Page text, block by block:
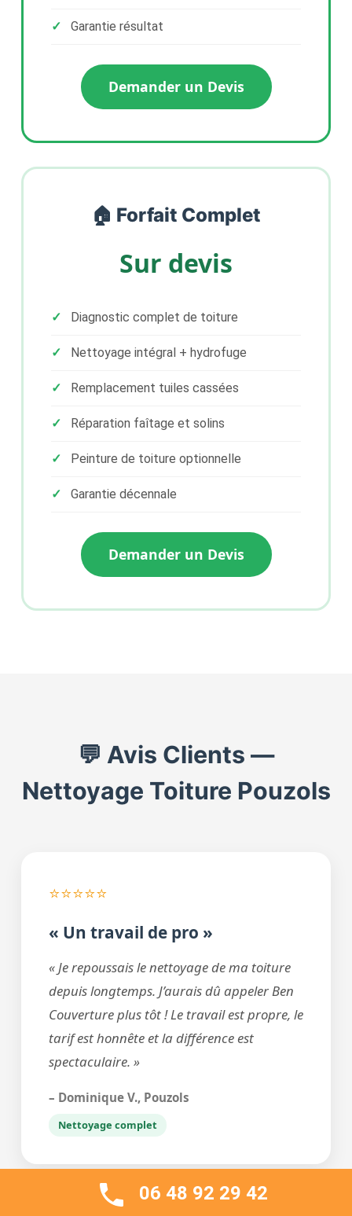
Garantie résultat
Demander un Devis
🏠 Forfait Complet
Sur devis
Diagnostic complet de toiture
Nettoyage intégral + hydrofuge
Remplacement tuiles cassées
Réparation faîtage et solins
Peinture de toiture optionnelle
Garantie décennale
Demander un Devis
💬 Avis Clients —
Nettoyage Toiture Pouzols
⭐⭐⭐⭐⭐
« Un travail de pro »
« Je repoussais le nettoyage de ma toiture
depuis longtemps. J’aurais dû appeler Ben
Couverture plus tôt ! Le travail est propre, le
tarif est honnête et la différence est
spectaculaire. »
– Dominique V., Pouzols
Nettoyage complet
06 48 92 29 42